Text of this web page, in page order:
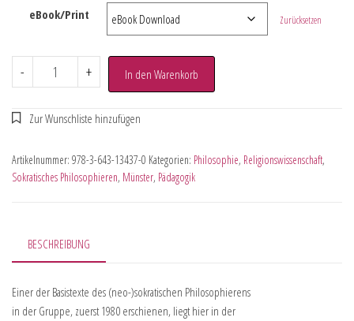
eBook/Print Zurücksetzen
- + In den Warenkorb
Artikelnummer: 978-3-643-13437-0 Kategorien: Philosophie, Religionswissenschaft,
Sokratisches Philosophieren, Münster, Pädagogik
BESCHREIBUNG
Einer der Basistexte des (neo-)sokratischen Philosophierens
in der Gruppe, zuerst 1980 erschienen, liegt hier in der